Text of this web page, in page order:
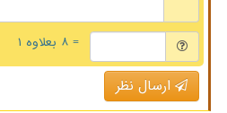
= ۸ بعلاوه ۱
ارسال نظر